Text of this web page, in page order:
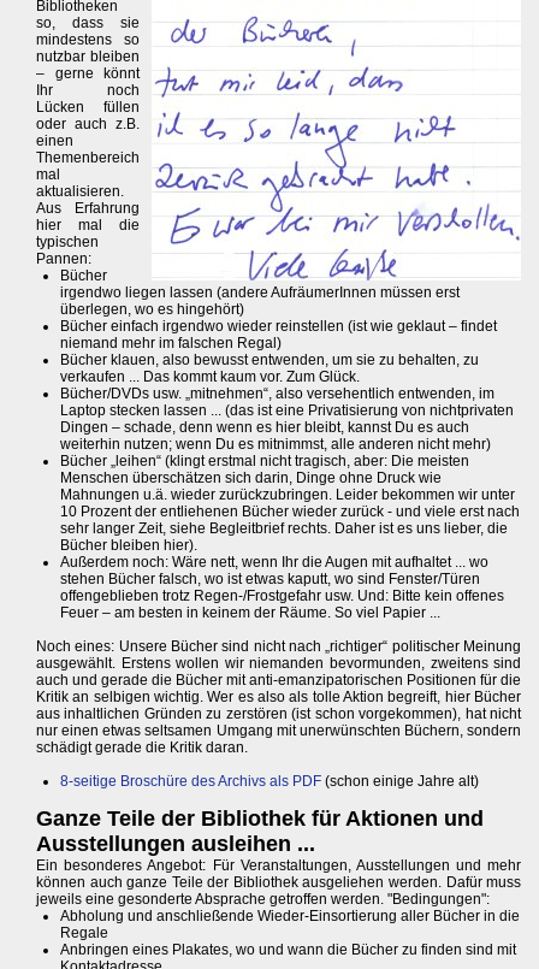
Bibliotheken
so, dass sie
mindestens so
nutzbar bleiben
– gerne könnt
Ihr noch
Lücken füllen
oder auch z.B.
einen
Themenbereich
mal
aktualisieren.
Aus Erfahrung
hier mal die
typischen
Pannen:
Bücher
irgendwo liegen lassen (andere AufräumerInnen müssen erst
überlegen, wo es hingehört)
Bücher einfach irgendwo wieder reinstellen (ist wie geklaut – findet
niemand mehr im falschen Regal)
Bücher klauen, also bewusst entwenden, um sie zu behalten, zu
verkaufen ... Das kommt kaum vor. Zum Glück.
Bücher/DVDs usw. „mitnehmen“, also versehentlich entwenden, im
Laptop stecken lassen ... (das ist eine Privatisierung von nichtprivaten
Dingen – schade, denn wenn es hier bleibt, kannst Du es auch
weiterhin nutzen; wenn Du es mitnimmst, alle anderen nicht mehr)
Bücher „leihen“ (klingt erstmal nicht tragisch, aber: Die meisten
Menschen überschätzen sich darin, Dinge ohne Druck wie
Mahnungen u.ä. wieder zurückzubringen. Leider bekommen wir unter
10 Prozent der entliehenen Bücher wieder zurück - und viele erst nach
sehr langer Zeit, siehe Begleitbrief rechts. Daher ist es uns lieber, die
Bücher bleiben hier).
Außerdem noch: Wäre nett, wenn Ihr die Augen mit aufhaltet ... wo
stehen Bücher falsch, wo ist etwas kaputt, wo sind Fenster/Türen
offengeblieben trotz Regen-/Frostgefahr usw. Und: Bitte kein offenes
Feuer – am besten in keinem der Räume. So viel Papier ...
Noch eines: Unsere Bücher sind nicht nach „richtiger“ politischer Meinung
ausgewählt. Erstens wollen wir niemanden bevormunden, zweitens sind
auch und gerade die Bücher mit anti-emanzipatorischen Positionen für die
Kritik an selbigen wichtig. Wer es also als tolle Aktion begreift, hier Bücher
aus inhaltlichen Gründen zu zerstören (ist schon vorgekommen), hat nicht
nur einen etwas seltsamen Umgang mit unerwünschten Büchern, sondern
schädigt gerade die Kritik daran.
8-seitige Broschüre des Archivs als PDF (schon einige Jahre alt)
Ganze Teile der Bibliothek für Aktionen und
Ausstellungen ausleihen ...
Ein besonderes Angebot: Für Veranstaltungen, Ausstellungen und mehr
können auch ganze Teile der Bibliothek ausgeliehen werden. Dafür muss
jeweils eine gesonderte Absprache getroffen werden. "Bedingungen":
Abholung und anschließende Wieder-Einsortierung aller Bücher in die
Regale
Anbringen eines Plakates, wo und wann die Bücher zu finden sind mit